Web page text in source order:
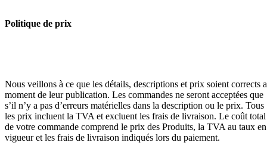
Politique de prix
Nous veillons à ce que les détails, descriptions et prix soient corrects
moment de leur publication. Les commandes ne seront acceptées que
s’il n’y a pas d’erreurs matérielles dans la description ou le prix. Tous
les prix incluent la TVA et excluent les frais de livraison. Le coût total
de votre commande comprend le prix des Produits, la TVA au taux en
vigueur et les frais de livraison indiqués lors du paiement.